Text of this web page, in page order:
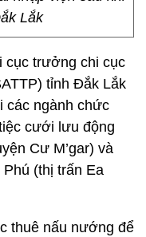
Lắk
cục trưởng chi cục
tỉnh Đắk Lắk
các ngành chức
cưới lưu động
Cư M’gar) và
(thị trấn Ea
thuê nấu nướng để